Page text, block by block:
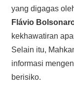
yang digagas
Flávio
kekhawatiran
Selain itu,
informasi
berisiko.